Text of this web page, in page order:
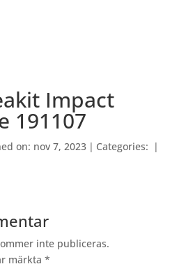
Impact
191107
on: nov 7, 2023 | Categories: |
inte publiceras.
märkta *